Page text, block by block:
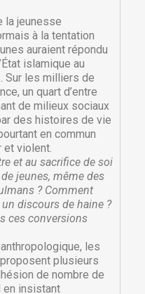
la jeunesse
à la tentation
auraient répondu
islamique au
Sur les milliers de
un quart d’entre
de milieux sociaux
des histoires de vie
en commun
et violent.
et au sacrifice de soi
jeunes, même des
? Comment
discours de haine ?
ces conversions
les
plusieurs
de nombre de
en insistant